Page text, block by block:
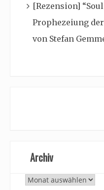
[Rezension]
Prophezeiung
von Stefan
Archiv
Archiv